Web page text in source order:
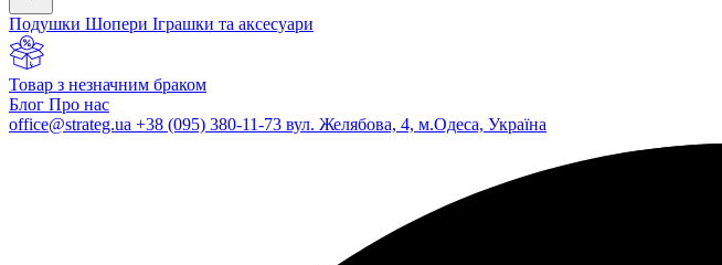
Подушки Шопери Іграшки та аксесуари
Товар з незначним браком
Блог Про нас
office@strateg.ua +38 (095) 380-11-73 вул. Желябова, 4, м.Одеса, Україна